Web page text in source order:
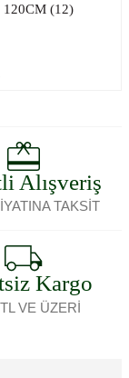
(12)
Alışveriş
TAKSİT
Kargo
VE ÜZERİ